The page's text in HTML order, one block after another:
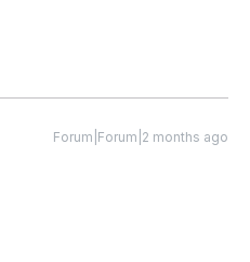
Forum|Forum|2 months ago